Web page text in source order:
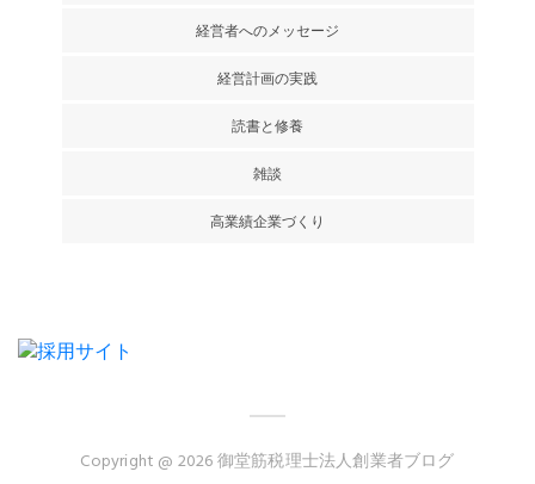
経営者へのメッセージ
経営計画の実践
読書と修養
雑談
高業績企業づくり
Copyright @ 2026 御堂筋税理士法人創業者ブログ